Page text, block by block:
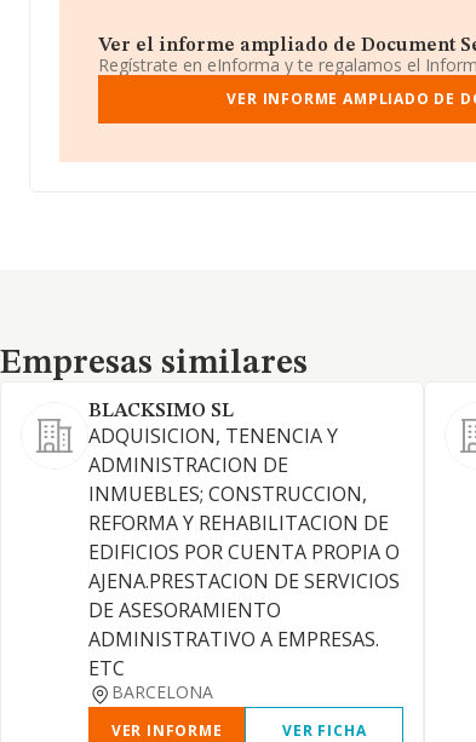
Ver el informe ampliado de Document
Regístrate en eInforma y te regalamos el
VER INFORME AMPLIADO DE
Empresas similares
Empresas similares
BLACKSIMO SL
ADQUISICION, TENENCIA Y
ADMINISTRACION DE
INMUEBLES; CONSTRUCCION,
REFORMA Y REHABILITACION DE
EDIFICIOS POR CUENTA PROPIA O
AJENA.PRESTACION DE SERVICIOS
DE ASESORAMIENTO
ADMINISTRATIVO A EMPRESAS.
ETC
BARCELONA
VER INFORME VER FICHA